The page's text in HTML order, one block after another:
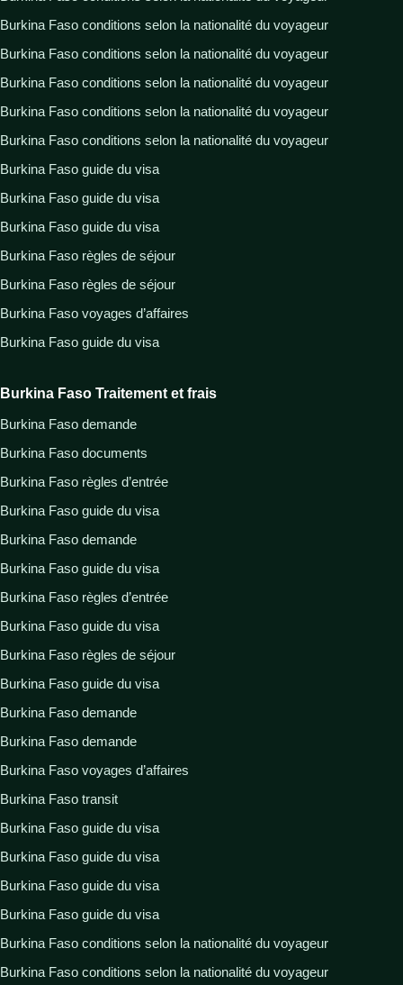
Burkina Faso conditions selon la nationalité du voyageur
Burkina Faso conditions selon la nationalité du voyageur
Burkina Faso conditions selon la nationalité du voyageur
Burkina Faso conditions selon la nationalité du voyageur
Burkina Faso conditions selon la nationalité du voyageur
Burkina Faso guide du visa
Burkina Faso guide du visa
Burkina Faso guide du visa
Burkina Faso règles de séjour
Burkina Faso règles de séjour
Burkina Faso voyages d’affaires
Burkina Faso guide du visa
Burkina Faso Traitement et frais
Burkina Faso demande
Burkina Faso documents
Burkina Faso règles d’entrée
Burkina Faso guide du visa
Burkina Faso demande
Burkina Faso guide du visa
Burkina Faso règles d’entrée
Burkina Faso guide du visa
Burkina Faso règles de séjour
Burkina Faso guide du visa
Burkina Faso demande
Burkina Faso demande
Burkina Faso voyages d’affaires
Burkina Faso transit
Burkina Faso guide du visa
Burkina Faso guide du visa
Burkina Faso guide du visa
Burkina Faso guide du visa
Burkina Faso conditions selon la nationalité du voyageur
Burkina Faso conditions selon la nationalité du voyageur